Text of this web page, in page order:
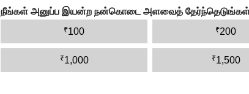
நீங்கள் அனுப்ப இயன்ற நன்கொடை அளவைத்
₹100 ₹200
₹1,000 ₹1,500